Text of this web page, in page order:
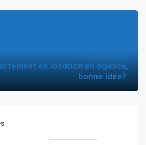
Article suivant
en location en agence,
bonne idée?